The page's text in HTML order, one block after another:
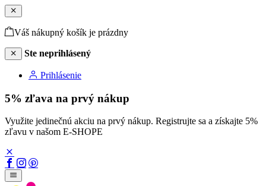
Váš nákupný košík je prázdny
Ste neprihlásený
Prihlásenie
5% zľava na prvý nákup
Využite jedinečnú akciu na prvý nákup. Registrujte sa a získajte 5%
zľavu v našom E-SHOPE